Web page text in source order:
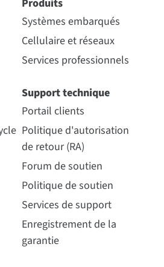
sécurité Digi pour l'analyse de
de sécurité - Premium 1 an
PRM
de sécurité -Entreprise 1
ENT
Lorsque vous développez un
produit connecté, vous avez
besoin du produit lui-même,
mais aussi d'une application
destinée aux clients, d'une
Lire le blog
Systèmes sur modules
Solution SOM embarquée,
Produits
Systèmes embarqués
Cellulaire et réseaux
Services professionnels
Support technique
Portail clients
Politique d'autorisation
de retour (RA)
Forum de soutien
Politique de soutien
Services de support
Enregistrement de la
garantie